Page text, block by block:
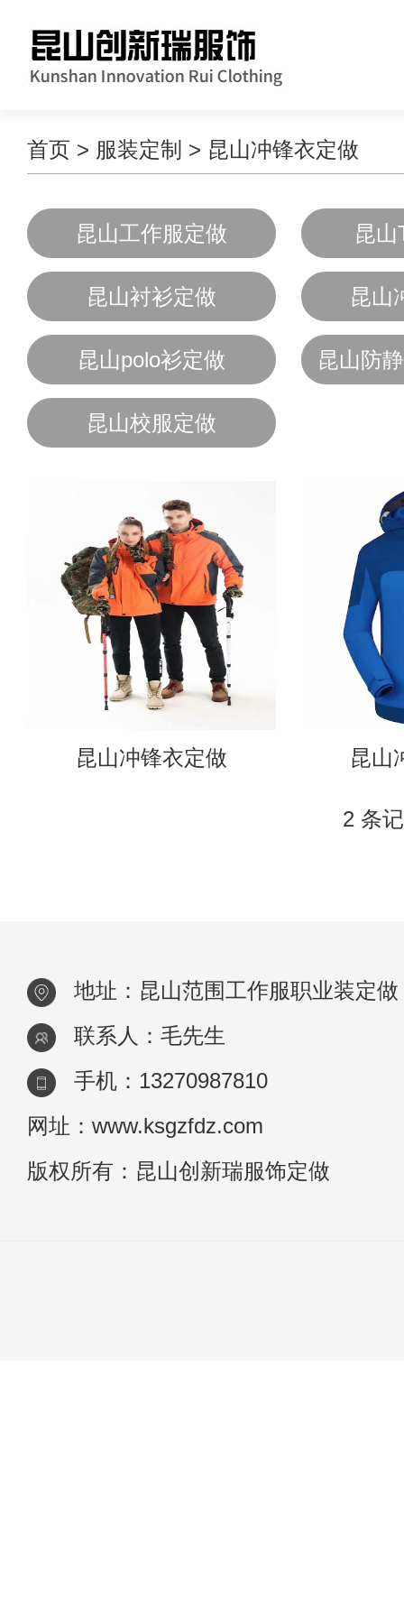
首页 > 服装定制 > 昆山冲锋衣定做
昆山工作服定做 昆
昆山衬衫定做 昆山
昆山polo衫定做 昆山防
昆山校服定做
昆山冲锋衣定做 昆山
2 条
地址：昆山范围工作服职业装定做
联系人：毛先生
手机：13270987810
网址：www.ksgzfdz.com
版权所有：昆山创新瑞服饰定做